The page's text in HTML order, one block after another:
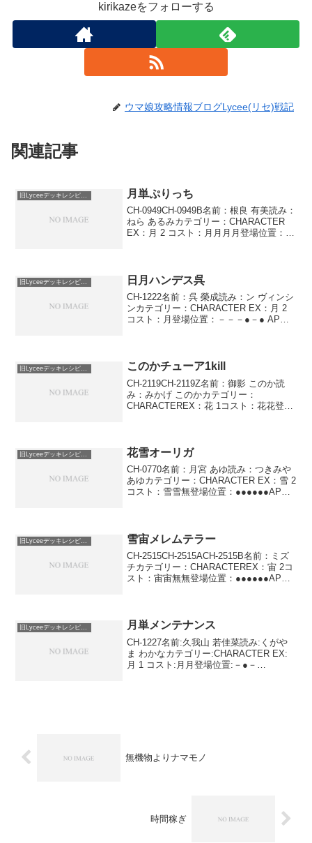
kirikazeをフォローする
ウマ娘攻略情報ブログLycee(リセ)戦記
関連記事
旧Lyceeデッキレシピ保管庫 月単ぷりっち
CH-0949CH-0949B名前：根良 有美読み：
ねら あるみカテゴリー：CHARACTER
EX：月 2 コスト：月月月月登場位置：●
日月ハンデス呉
CH-1222名前：呉 榮成読み：ン ヴィンシ
ンカテゴリー：CHARACTER EX：月 2
コスト：月登場位置：－－－●－● AP：
このかチューア1kill
CH-2119CH-2119Z名前：御影 このか読
み：みかげ このかカテゴリー：
CHARACTEREX：花 1コスト：花花登場
旧Lyceeデッキレシピ保管庫 花雪オーリガ
CH-0770名前：月宮 あゆ読み：つきみや
あゆカテゴリー：CHARACTER EX：雪 2
コスト：雪雪無登場位置：●●●●●●AP：
雪宙メレムテラー
CH-2515CH-2515ACH-2515B名前：ミズ
チカテゴリー：CHARACTEREX：宙 2コ
スト：宙宙無無登場位置：●●●●●●AP：
月単メンテナンス
CH-1227名前:久我山 若佳菜読み:くがや
ま わかなカテゴリー:CHARACTER EX:
月 1 コスト:月月登場位置:－●－
無機物よりナマモノ
時間稼ぎ